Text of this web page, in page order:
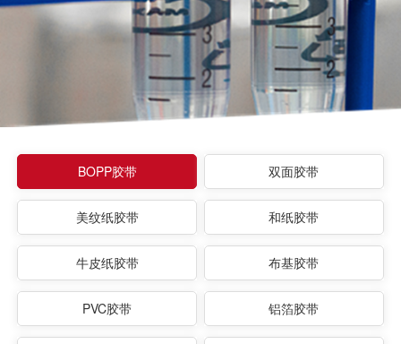
BOPP胶带 双面胶带
美纹纸胶带 和纸胶带
牛皮纸胶带 布基胶带
PVC胶带 铝箔胶带